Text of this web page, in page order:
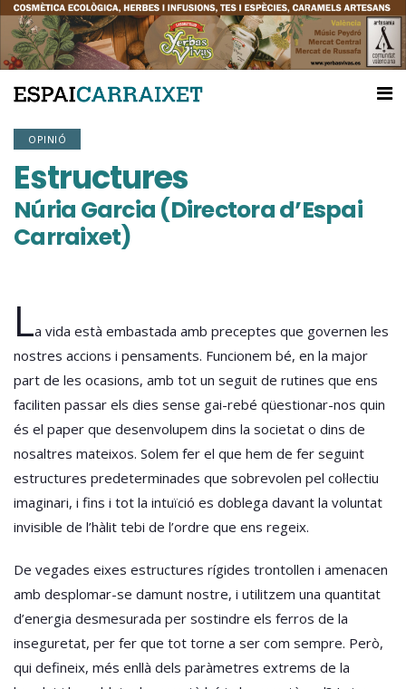
OPINIÓ
Estructures
Núria Garcia (Directora d’Espai
Carraixet)
La vida està embastada amb preceptes que governen les
nostres accions i pensaments. Funcionem bé, en la major
part de les ocasions, amb tot un seguit de rutines que ens
faciliten passar els dies sense gai-rebé qüestionar-nos quin
és el paper que desenvolupem dins la societat o dins de
nosaltres mateixos. Solem fer el que hem de fer seguint
estructures predeterminades que sobrevolen pel col·lectiu
imaginari, i fins i tot la intuïció es doblega davant la voluntat
invisible de l’hàlit tebi de l’ordre que ens regeix.
De vegades eixes estructures rígides trontollen i amenacen
amb desplomar-se damunt nostre, i utilitzem una quantitat
d’energia desmesurada per sostindre els ferros de la
inseguretat, per fer que tot torne a ser com sempre. Però,
qui defineix, més enllà dels paràmetres extrems de la